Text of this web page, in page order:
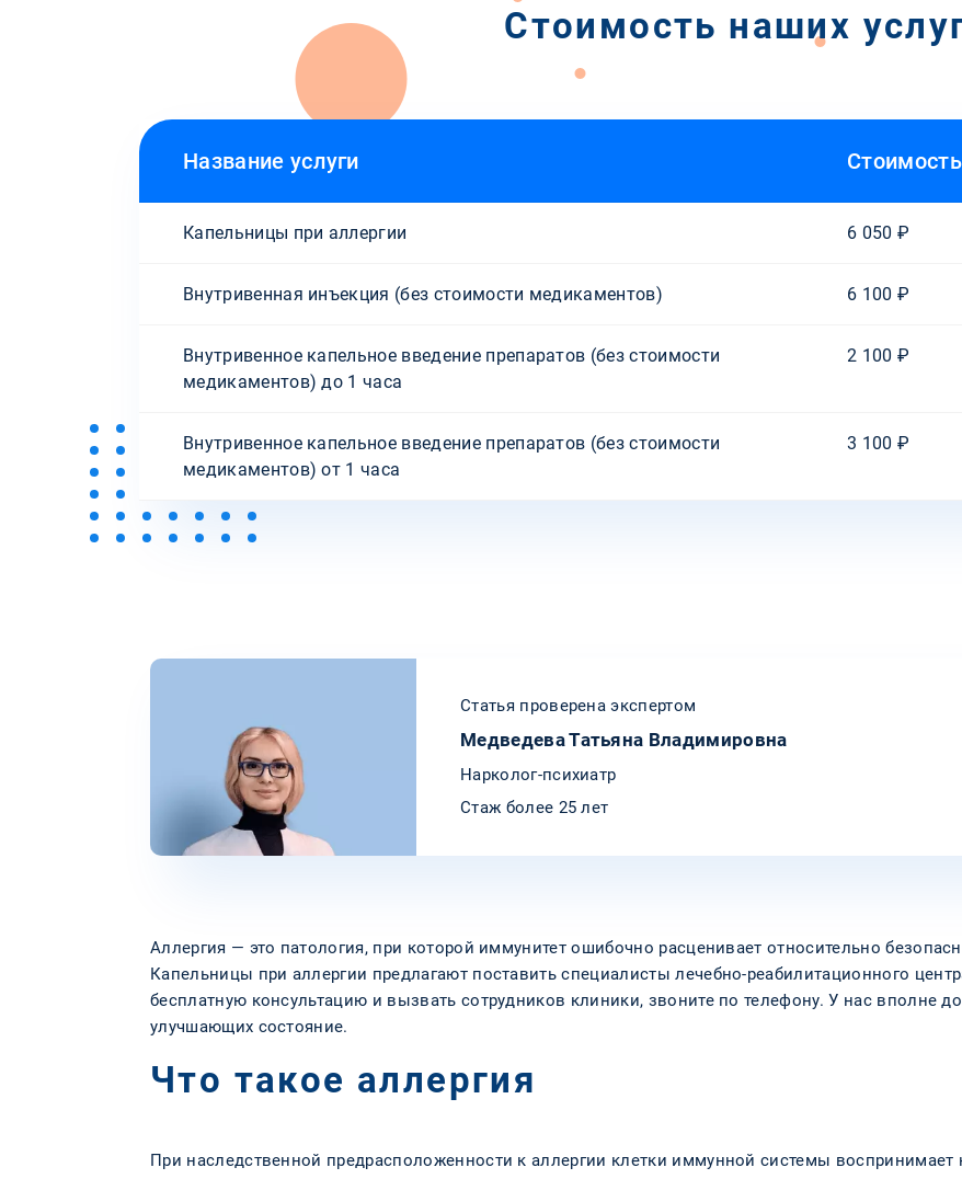
Стоимость наших
Название услуги Стоимость
Капельницы при аллергии 6 050 ₽
Внутривенная инъекция (без стоимости медикаментов) 6 100 ₽
Внутривенное капельное введение препаратов (без стоимости
медикаментов) до 1 часа
2 100 ₽
Внутривенное капельное введение препаратов (без стоимости
медикаментов) от 1 часа
3 100 ₽
Статья проверена экспертом
Медведева Татьяна Владимировна
Нарколог-психиатр
Стаж более 25 лет
Аллергия — это патология, при которой иммунитет ошибочно расценивает относительно
Капельницы при аллергии предлагают поставить специалисты лечебно-реабилитационного
бесплатную консультацию и вызвать сотрудников клиники, звоните по телефону. У нас вполне
улучшающих состояние.
Что такое аллергия
При наследственной предрасположенности к аллергии клетки иммунной системы воспринимает